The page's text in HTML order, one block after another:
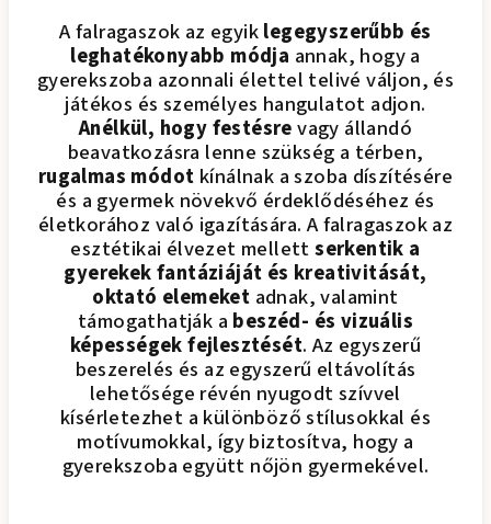
A falragaszok az egyiklegegyszerűbb és
leghatékonyabb módja annak, hogy a
gyerekszoba azonnali élettel telivé váljon, és
játékos és személyes hangulatot adjon.
Anélkül, hogy festésrevagy állandó
beavatkozásra lenne szükség a térben,
rugalmas módot kínálnak a szoba díszítésére
és a gyermek növekvő érdeklődéséhez és
életkorához való igazítására. A falragaszok az
esztétikai élvezet mellettserkentik a
gyerekek fantáziáját és kreativitását,
oktató elemeket adnak, valamint
támogathatják a beszéd- és vizuális
képességek fejlesztését. Az egyszerű
beszerelés és az egyszerű eltávolítás
lehetősége révén nyugodt szívvel
kísérletezhet a különböző stílusokkal és
motívumokkal, így biztosítva, hogy a
gyerekszoba együtt nőjön gyermekével.